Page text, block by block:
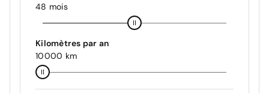
48 mois
Kilomètres par an
10000 km